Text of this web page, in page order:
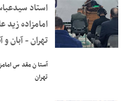
استاد سیدعباس موسوی مطلق در
امامزاده زید علیه السلام بازار
تهران - آبان و آذر ۱۴۰۳
آستان مقدس امامزاده زید علیه السلام بازار